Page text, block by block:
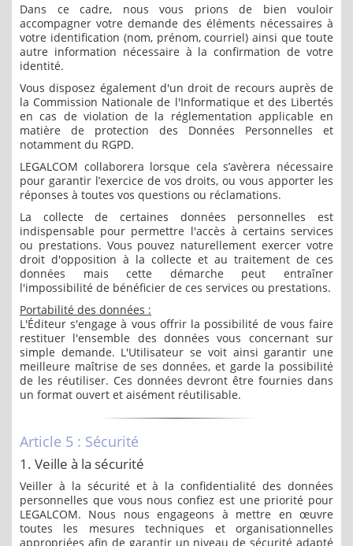
Dans ce cadre, nous vous prions de bien vouloir
accompagner votre demande des éléments nécessaires à
votre identification (nom, prénom, courriel) ainsi que toute
autre information nécessaire à la confirmation de votre
identité.
Vous disposez également d'un droit de recours auprès de
la Commission Nationale de l'Informatique et des Libertés
en cas de violation de la réglementation applicable en
matière de protection des Données Personnelles et
notamment du RGPD.
LEGALCOM collaborera lorsque cela s’avèrera nécessaire
pour garantir l’exercice de vos droits, ou vous apporter les
réponses à toutes vos questions ou réclamations.
La collecte de certaines données personnelles est
indispensable pour permettre l'accès à certains services
ou prestations. Vous pouvez naturellement exercer votre
droit d'opposition à la collecte et au traitement de ces
données mais cette démarche peut entraîner
l'impossibilité de bénéficier de ces services ou prestations.
Portabilité des données :
L'Éditeur s'engage à vous offrir la possibilité de vous faire
restituer l'ensemble des données vous concernant sur
simple demande. L'Utilisateur se voit ainsi garantir une
meilleure maîtrise de ses données, et garde la possibilité
de les réutiliser. Ces données devront être fournies dans
un format ouvert et aisément réutilisable.
Article 5 : Sécurité
1. Veille à la sécurité
Veiller à la sécurité et à la confidentialité des données
personnelles que vous nous confiez est une priorité pour
LEGALCOM. Nous nous engageons à mettre en œuvre
toutes les mesures techniques et organisationnelles
appropriées afin de garantir un niveau de sécurité adapté